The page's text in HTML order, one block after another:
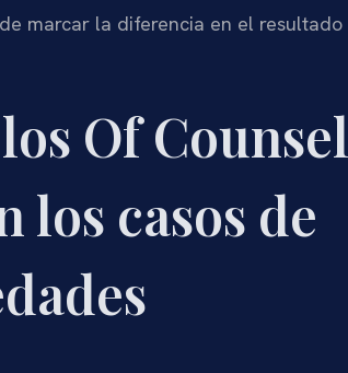
marcar la diferencia en el resultado
Of Counsel
los casos de